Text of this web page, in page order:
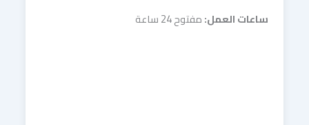
ساعات العمل:مفتوح 24 ساعة